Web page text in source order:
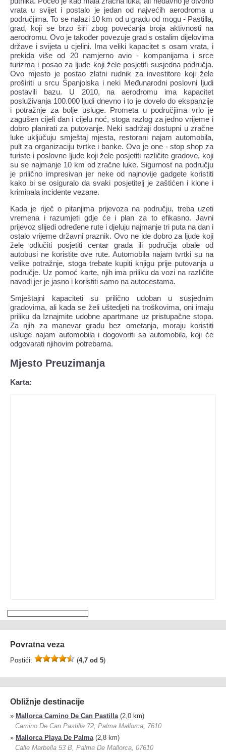
vrata u svijet i postalo je jedan od najvećih aerodroma u
područjima. To se nalazi 10 km od u gradu od mogu - Pastilla,
grad, koji se brzo širi zbog povećanja broja aktivnosti na
aerodromu. Ovo je također povezuje grad s ostalim dijelovima
države i svijeta u cjelini. Ima veliki kapacitet s osam vrata, i
prekida više od 20 namjerno avio - kompanijama i srce
turizma i posao za ljude koji žele posjetiti susjedna područja.
Ovo mjesto je postao zlatni rudnik za investitore koji žele
proširiti u srcu Španjolska i neki Međunarodni poslovni ljudi
postavili bazu. U 2010, na aerodromu ima kapacitet
posluživanja 100.000 ljudi dnevno i to je dovelo do ekspanzije
i potražnje za bolje usluge. Prometa u područjima vrlo je
zagušen cijeli dan i cijelu noć, stoga razlog za jedno vrijeme i
dobro planirati za putovanje. Neki sadržaji dostupni u zračne
luke uključuju smještaj mjesta, restorani najam automobila,
pult za organizaciju tvrtke i banke. Ovo je one - stop shop za
turiste i poslovne ljude koji žele posjetiti različite gradove, koji
su se najmanje 10 km od zračne luke. Sigurnost na području
je prilično impresivan jer neke od najnovije gadgete koristiti
kako bi se osiguralo da svaki posjetitelj je zaštićen i klone i
kriminala incidente vezane.
Kada je riječ o pitanjima prijevoza na području, treba uzeti
vremena i razumjeti gdje će i plan za to efikasno. Javni
prijevoz slijedi određene rute i djeluju najmanje tri puta na dan i
ostalo vrijeme državni praznik. Ovo ne ide dobro za ljude koji
žele odlučiti posjetiti centar grada ili područja obale od
autobusi ne koristite ove rute. Automobila najam tvrtki su na
velike potražnje, stoga trebate kupiti knjigu prije putovanja u
područje. Uz pomoć karte, njih ima priliku da vozi na različite
navodi jer je jasno i koristiti samo na autocestama.
Smještajni kapaciteti su prilično udoban u susjednim
gradovima, ali kada se želi uštedjeti na troškovima, oni imaju
priliku da Iznajmite udobne apartmane uz pristupačne stopa.
Za njih za manevar gradu bez ometanja, moraju koristiti
usluge najam automobila i dogovoriti sa automobila, koji će
odgovarati njihovim potrebama.
Mjesto Preuzimanja
Karta:
Povratna veza
Postići: (4,7 od 5)
Obližnje destinacije
» Mallorca Camino De Can Pastilla(2,0 km)
Camino De Can Pastilla 72, Palma Mallorca, 7610
» Mallorca Playa De Palma(2,8 km)
Calle Marbella 53 B, Palma De Mallorca, 07610